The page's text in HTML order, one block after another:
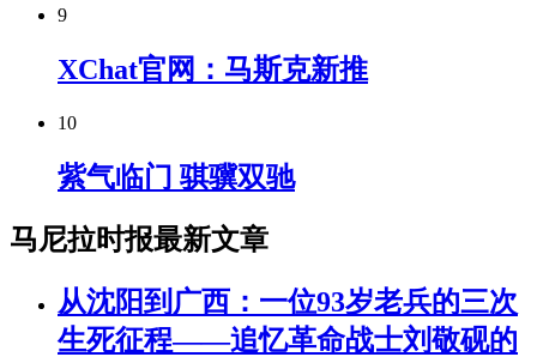
9
XChat官网：马斯克新推
10
紫气临门 骐骥双驰
马尼拉时报最新文章
从沈阳到广西：一位93岁老兵的三次
生死征程——追忆革命战士刘敬砚的